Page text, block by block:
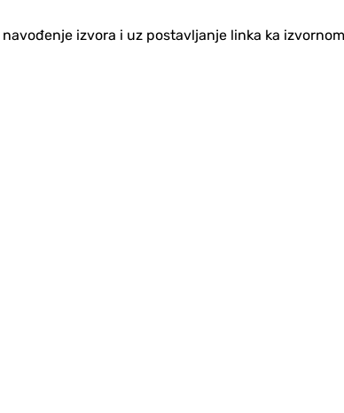
izvora i uz postavljanje linka ka